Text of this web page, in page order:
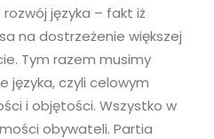
języka – fakt iż
na dostrzeżenie większej
Tym razem musimy
języka, czyli celowym
i objętości. Wszystko w
obywateli. Partia